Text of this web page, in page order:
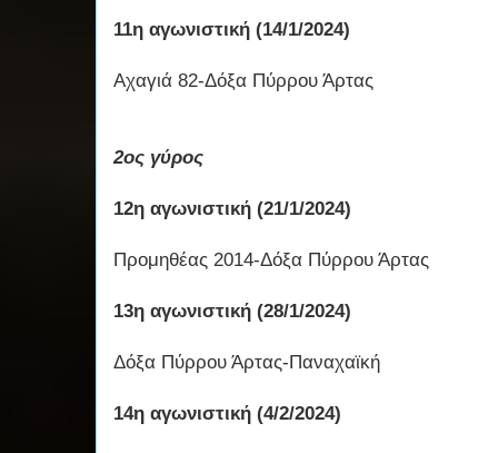
11η αγωνιστική (14/1/2024)
Αχαγιά 82-Δόξα Πύρρου Άρτας
2ος γύρος
12η αγωνιστική (21/1/2024)
Προμηθέας 2014-Δόξα Πύρρου Άρτας
13η αγωνιστική (28/1/2024)
Δόξα Πύρρου Άρτας-Παναχαϊκή
14η αγωνιστική (4/2/2024)